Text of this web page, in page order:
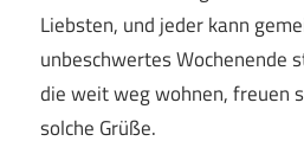
Liebsten, und jeder kann
unbeschwertes Wochenende
die weit weg wohnen, freuen
solche Grüße.